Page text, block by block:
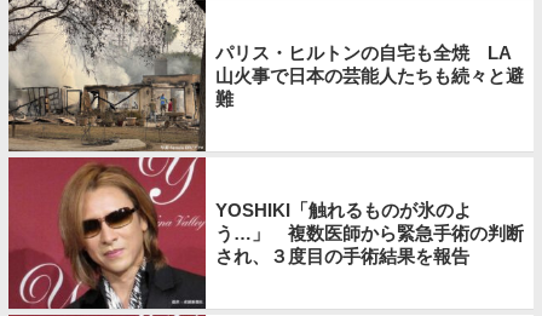
パリス・ヒルトンの自宅も全焼 LA
山火事で日本の芸能人たちも続々と避
難
YOSHIKI「触れるものが氷のよ
う…」 複数医師から緊急手術の判断
され、３度目の手術結果を報告